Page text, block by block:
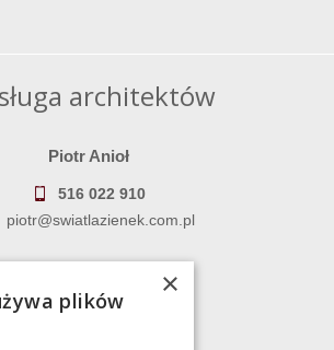
architektów
Piotr Anioł
516 022 910
piotr@swiatlazienek.com.pl
783 043 083
×
plików